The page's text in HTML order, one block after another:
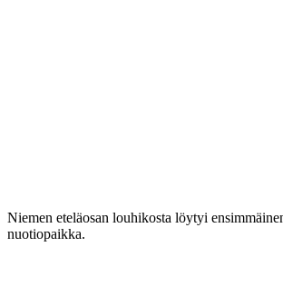
Niemen eteläosan louhikosta löytyi
nuotiopaikka.